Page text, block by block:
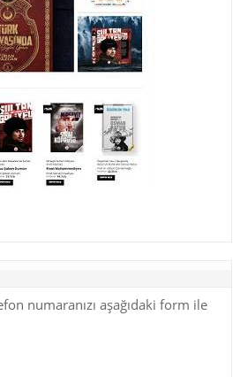
numaranızı aşağıdaki form ile